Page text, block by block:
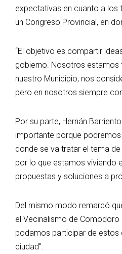
expectativas en cuanto a los
un Congreso Provincial, en
“El objetivo es compartir
gobierno. Nosotros estamos
nuestro Municipio, nos
pero en nosotros siempre
Por su parte, Hernán
importante porque
donde se va tratar el tema
por lo que estamos viviendo
propuestas y soluciones a
Del mismo modo remarcó
el Vecinalismo de
podamos participar de estos
ciudad”.